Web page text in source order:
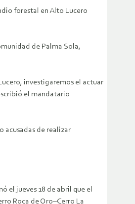
forestal en Alto Lucero
de Palma Sola,
investigaremos el actuar
el mandatario
acusadas de realizar
el jueves 18 de abril que el
Roca de Oro–Cerro La